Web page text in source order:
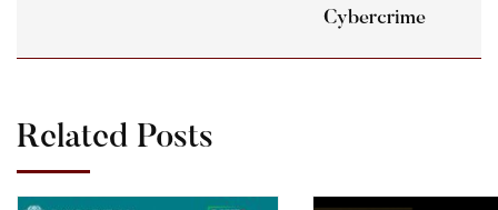
Cybercrime
Related Posts